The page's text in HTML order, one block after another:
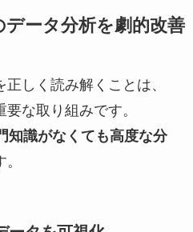
ータ分析を劇的改善
しく読み解くことは、
な取り組みです。
識がなくても高度な分